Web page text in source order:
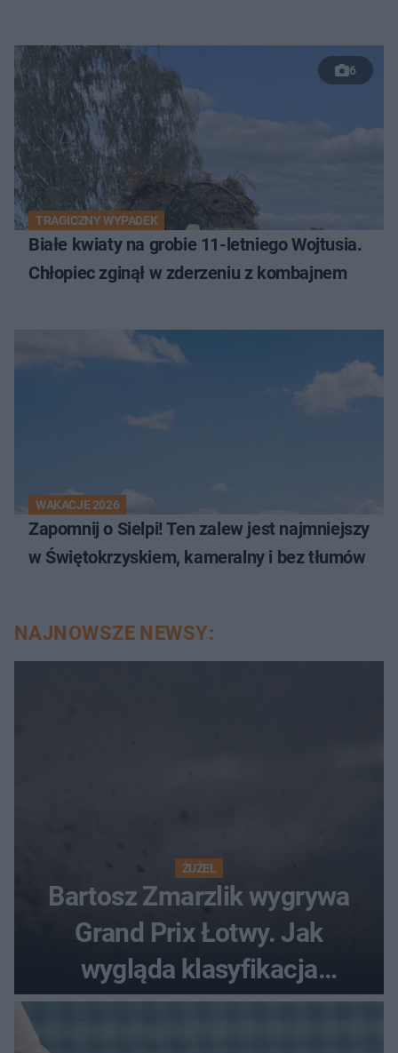
6
TRAGICZNY WYPADEK
Białe kwiaty na grobie 11-letniego Wojtusia.
Chłopiec zginął w zderzeniu z kombajnem
WAKACJE 2026
Zapomnij o Sielpi! Ten zalew jest najmniejszy
w Świętokrzyskiem, kameralny i bez tłumów
NAJNOWSZE NEWSY:
ŻUŻEL
Bartosz Zmarzlik wygrywa
Grand Prix Łotwy. Jak
wygląda klasyfikacja
generalna cyklu?